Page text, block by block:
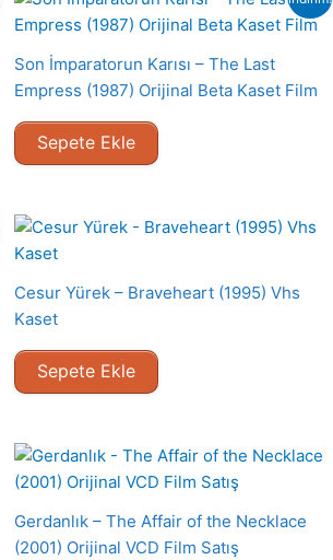
Son İmparatorun Karısı – The Last
Empress (1987) Orijinal Beta Kaset Film
Sepete Ekle
Cesur Yürek – Braveheart (1995) Vhs
Kaset
Sepete Ekle
Gerdanlık – The Affair of the Necklace
(2001) Orijinal VCD Film Satış